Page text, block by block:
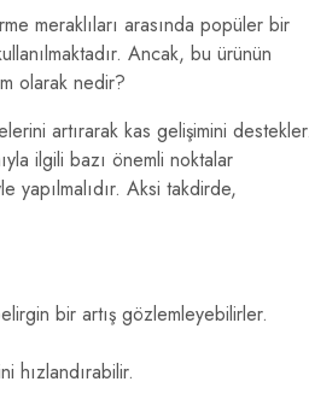
meraklıları arasında popüler bir
Ancak, bu ürünün
olarak nedir?
artırarak kas gelişimini destekler.
ilgili bazı önemli noktalar
yapılmalıdır. Aksi takdirde,
bir artış gözlemleyebilirler.
hızlandırabilir.